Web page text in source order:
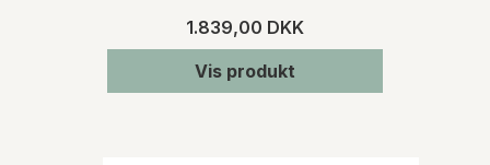
1.839,00 DKK
Vis produkt